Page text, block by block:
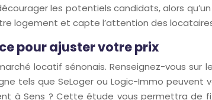
les potentiels candidats, alors
logement et capte l’attention des
pour ajuster votre prix
locatif sénonais. Renseignez-vous sur
tels que SeLoger ou Logic-Immo peuvent
à Sens ? Cette étude vous permettra de